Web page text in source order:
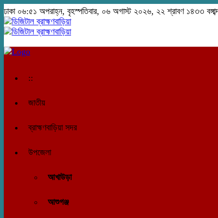
ঢাকা ০৬:৫১ অপরাহ্ন, বৃহস্পতিবার, ০৬ অগাস্ট ২০২৬, ২২ শ্রাবণ ১৪৩৩
::
জাতীয়
ব্রাহ্মণবাড়িয়া সদর
উপজেলা
আখাউড়া
আশুগঞ্জ